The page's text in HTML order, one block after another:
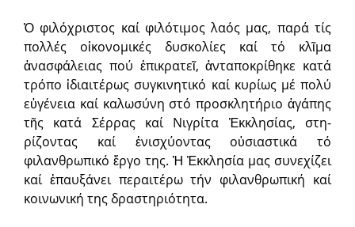
Ὁ φιλόχριστος καί φιλότιμος λαός μας, παρά τίς
πολλές οἰκονομι­κές δυ­σκολίες καί τό κλῖμα
ἀνασφάλειας πού ἐπικρατεῖ, ἀνταποκρίθηκε κατά
τρόπο ἰδιαιτέρως συγκινητικό καί κυρίως μέ πολύ
εὐγέ­νεια καί καλωσύνη στό προσκλητή­ριο ἀγάπης
τῆς κατά Σέρρας καί Νιγρίτα Ἐκ­κλησίας, στη­
ρίζοντας καί ἐνισχύοντας οὐσιαστι­κά τό
φιλανθρωπικό ἔργο της. Ἡ Ἐκκλησία μας συνεχίζει
καί ἐπαυ­ξάνει περαι­τέρω τήν φιλαν­θρωπι­κή καί
κοι­νωνική της δραστηριότητα.